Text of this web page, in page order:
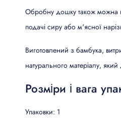
Обробну дошку також можна
подачі сиру або м'ясної
Виготовлений з бамбука,
натурального матеріалу,
Розміри і вага
Упаковки: 1